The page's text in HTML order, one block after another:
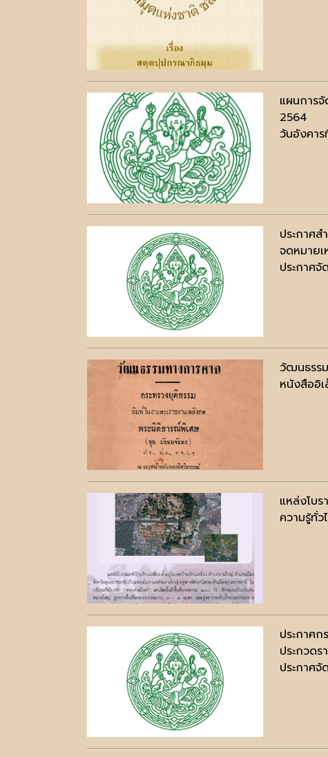
แผนการ
2564
วันอังคา
ประกาศ
จดหมายเ
ประกาศ
วัฒนธรร
หนังสืออิ
แหล่งโบ
ความรู้ทั่ว
ประกาศก
ประกวด
ประกาศ